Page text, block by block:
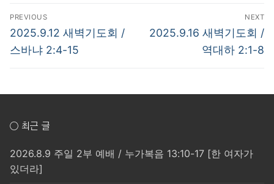
글
탐
색
PREVIOUS
Previous
post:
2025.9.12 새벽기도회 /
스바냐 2:4-15
NEXT
Next
2025.9.16 새벽기도회 /
역대하 2:1-8
○ 최근 글
2026.8.9 주일 2부 예배 / 누가복음 13:10-17 [한 여자가
있더라]